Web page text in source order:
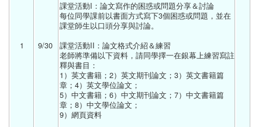
1 9/30
課堂活動I：論文寫作的困惑或問題分享＆討論
每位同學課前以書面方式寫下3個困惑或問題，並在
課堂師生以口頭分享與討論。
課堂活動II：論文格式介紹＆練習
老師將準備以下資料，請同學擇一在銀幕上練習寫註
釋與書目：
1）英文書籍；2）英文期刊論文；3）英文書籍篇
章；4）英文學位論文；
5）中文書籍；6）中文期刊論文；7）中文書籍篇
章；8）中文學位論文；
9）網頁資料